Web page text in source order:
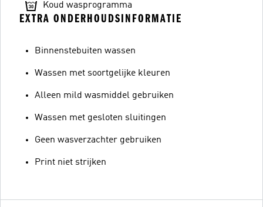
Koud wasprogramma
EXTRA ONDERHOUDSINFORMATIE
Binnenstebuiten wassen
Wassen met soortgelijke kleuren
Alleen mild wasmiddel gebruiken
Wassen met gesloten sluitingen
Geen wasverzachter gebruiken
Print niet strijken